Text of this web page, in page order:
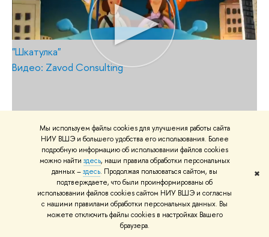
Мы используем файлы cookies для улучшения работы сайта
НИУ ВШЭ и большего удобства его использования. Более
подробную информацию об использовании файлов cookies
можно найти здесь, наши правила обработки персональных
данных –здесь. Продолжая пользоваться сайтом, вы
подтверждаете, что были проинформированы об
использовании файлов cookies сайтом НИУ ВШЭ и согласны
с нашими правилами обработки персональных данных. Вы
можете отключить файлы cookies в настройках Вашего
браузера.
✖
"Шкатулка"
Видео: Zavod Consulting
Номинация "Радиореклама"